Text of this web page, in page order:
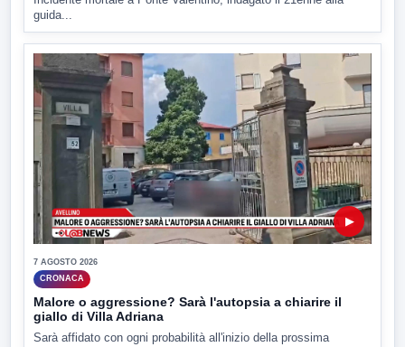
guida...
▶
7 AGOSTO 2026
CRONACA
Malore o aggressione? Sarà l'autopsia a chiarire il
giallo di Villa Adriana
Sarà affidato con ogni probabilità all'inizio della prossima